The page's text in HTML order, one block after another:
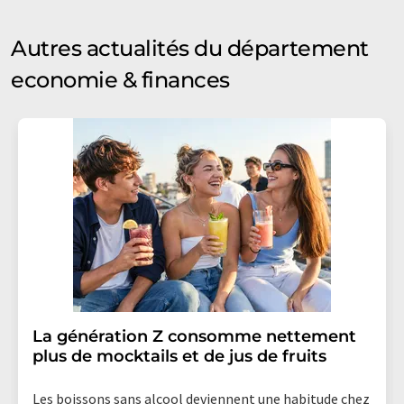
Autres actualités du département
economie & finances
La génération Z consomme nettement
plus de mocktails et de jus de fruits
Les boissons sans alcool deviennent une habitude chez